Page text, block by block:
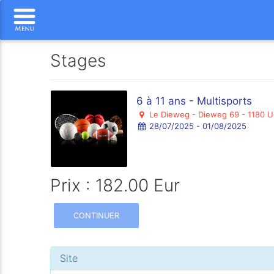
Stages
6 à 11 ans - Multisports
Le Dieweg - Dieweg 69 - 1180
28/07/2025 - 01/08/2025
Prix : 182.00 Eur
CONTINUER
Site